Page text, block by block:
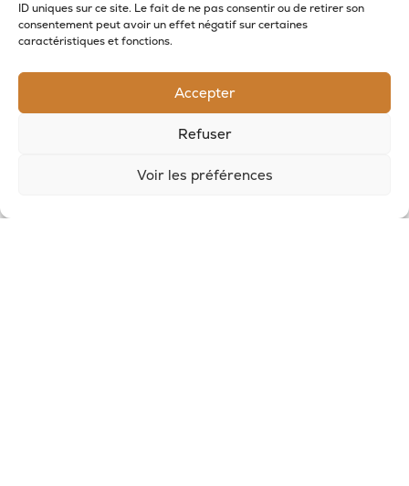
ID uniques sur ce site. Le fait de ne pas consentir ou de retirer son
consentement peut avoir un effet négatif sur certaines
caractéristiques et fonctions.
Accepter
Refuser
Voir les préférences
RECEVOIR LES NOUVELLES DE LA SAVONNERIE
recevoir des offres et suivre nos actus